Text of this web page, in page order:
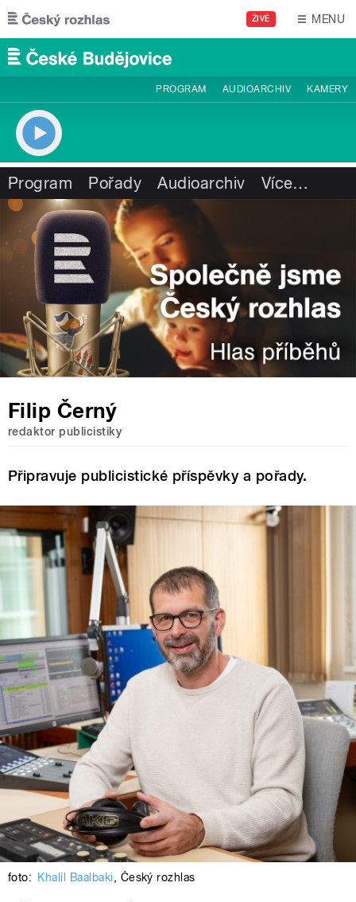
Přejít k hlavnímu obsahu
ŽIVĚ MENU
PROGRAM AUDIOARCHIV KAMERY
Program Pořady Audioarchiv Více…
Filip Černý
redaktor publicistiky
Připravuje publicistické příspěvky a pořady.
foto: Khalil Baalbaki, Český rozhlas